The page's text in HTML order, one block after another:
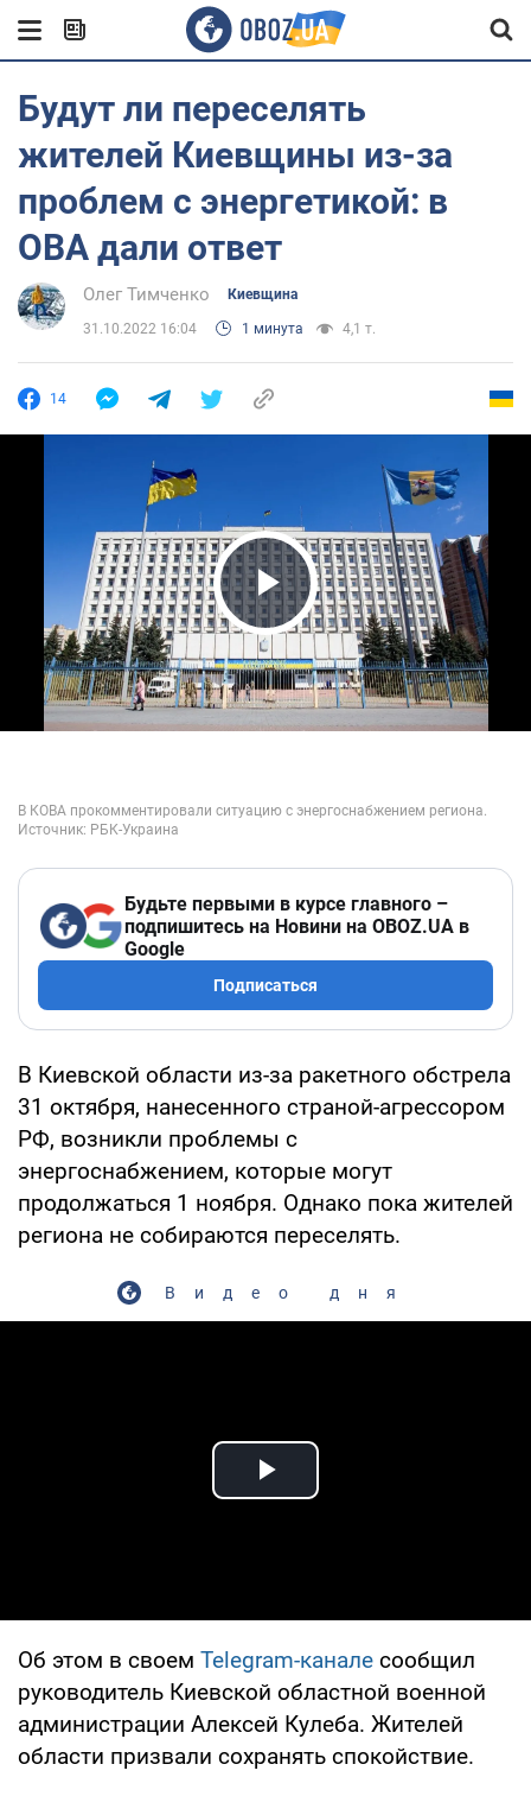
Будут ли переселять
жителей Киевщины из-за
проблем с энергетикой: в
ОВА дали ответ
Олег Тимченко Киевщина
31.10.2022 16:04 1 минута 4,1 т.
14
Play Video
Будьте первыми в курсе главного –
подпишитесь на Новини на OBOZ.UA в
Google
Подписаться
В Киевской области из-за ракетного обстрела
31 октября, нанесенного страной-агрессором
РФ, возникли проблемы с
энергоснабжением, которые могут
продолжаться 1 ноября. Однако пока жителей
региона не собираются переселять.
Видео дня
Play Video
Об этом в своем Telegram-канале сообщил
руководитель Киевской областной военной
администрации Алексей Кулеба. Жителей
области призвали сохранять спокойствие.